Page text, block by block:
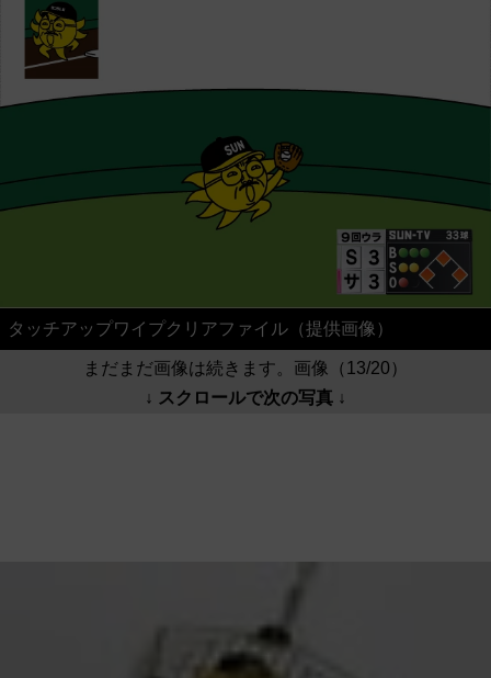
タッチアップワイプクリアファイル（提供画像）
まだまだ画像は続きます。画像（13/20）
↓ スクロールで次の写真 ↓